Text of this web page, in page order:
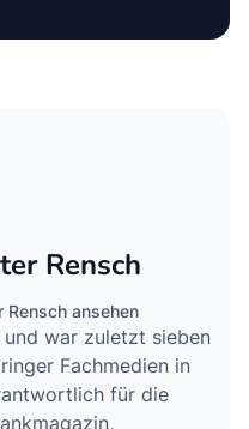
Rensch
Rensch ansehen
war zuletzt sieben
Fachmedien in
für die